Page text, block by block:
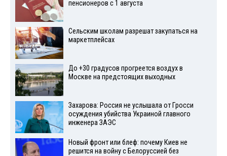
пенсионеров с 1 августа
Сельским школам разрешат закупаться на
маркетплейсах
До +30 градусов прогреется воздух в
Москве на предстоящих выходных
Захарова: Россия не услышала от Гросси
осуждения убийства Украиной главного
инженера ЗАЭС
Новый фронт или блеф: почему Киев не
решится на войну с Белоруссией без